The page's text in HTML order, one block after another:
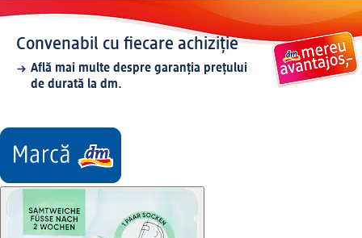
Convenabil cu fiecare achiziție
Află mai multe despre garanția prețului
de durată la dm.